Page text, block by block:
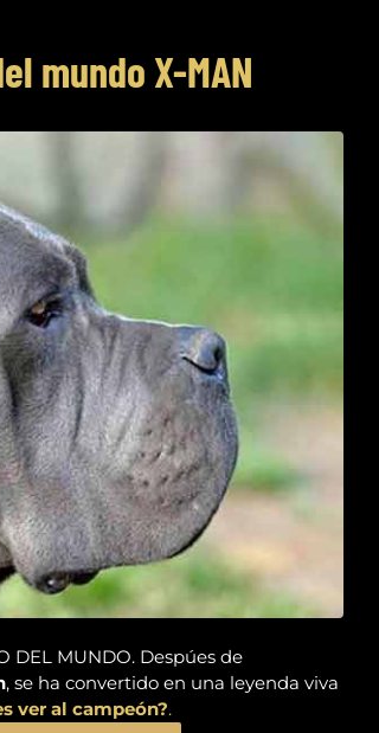
mundo X-MAN
DEL MUNDO. Despúes de
, se ha convertido en una leyenda viva
ver al campeón?.